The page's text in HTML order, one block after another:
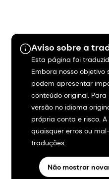
Aviso sobre a
Esta página foi
Embora nosso
podem apresentar
conteúdo original.
versão no idioma
própria conta e risco.
quaisquer erros ou
traduções.
Não mostrar